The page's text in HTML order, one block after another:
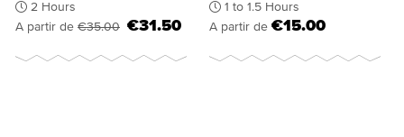
2 Hours
A partir de €35.00 €31.50
1 to 1.5 Hours
A partir de €15.00